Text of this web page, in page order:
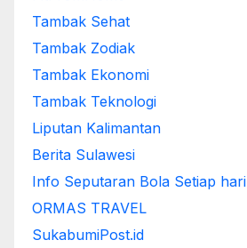
Tambak Sehat
Tambak Zodiak
Tambak Ekonomi
Tambak Teknologi
Liputan Kalimantan
Berita Sulawesi
Info Seputaran Bola Setiap hari
ORMAS TRAVEL
SukabumiPost.id